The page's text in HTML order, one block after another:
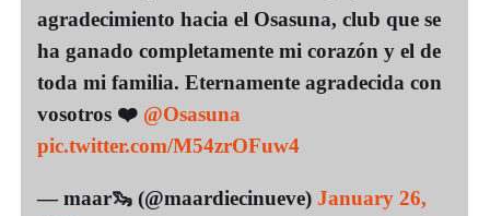
agradecimiento hacia el Osasuna, club que se
ha ganado completamente mi corazón y el de
toda mi familia. Eternamente agradecida con
vosotros ❤️ @Osasuna
pic.twitter.com/M54zrOFuw4
— maar🦦 (@maardiecinueve) January 26,